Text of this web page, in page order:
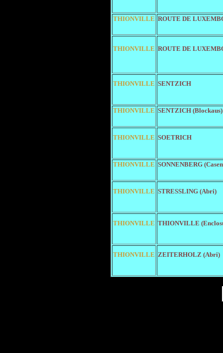
THIONVILLE ROUTE DE
THIONVILLE ROUTE DE
THIONVILLE SENTZICH
THIONVILLE SENTZICH (Blockaus)
THIONVILLE SOETRICH
THIONVILLE SONNENBERG
THIONVILLE STRESSLING (Abri)
THIONVILLE THIONVILLE
THIONVILLE ZEITERHOLZ (Abri)